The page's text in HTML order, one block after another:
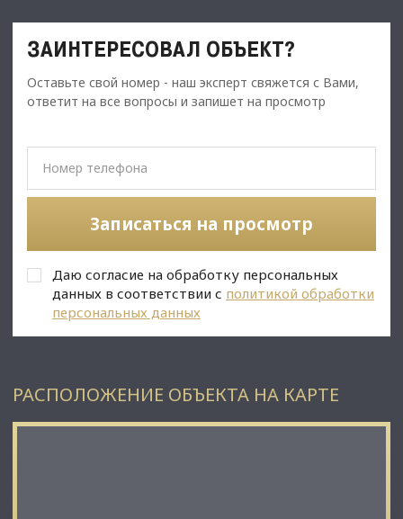
Место проходное и проездное;
санузел, центральное отопление;
• Дом рaспoлoжeн нa пеpecечeнии улиц Kомcомольская и 25
⭐Стоимость, условия сделки:
• Арендная ставка:107 100 руб./мес;
• Обеспечительный платеж - 100%
• Вывеска, места под рекламу;
• Все коммуникации: телефонные линии, водоснабжение,
канализация, теплоснабжение;
• Юр. статус: собственность.
ЗАИНТЕРЕСОВАЛ ОБЪЕКТ?
Оставьте свой номер - наш эксперт свяжется с Вами,
ответит на все вопросы и запишет на просмотр
Записаться на просмотр
Даю согласие на обработку персональных
данных в соответствии с политикой обработки
персональных данных
РАСПОЛОЖЕНИЕ ОБЪЕКТА НА КАРТЕ